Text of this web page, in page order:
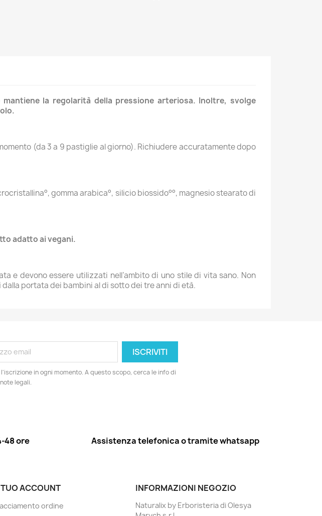
la regolarità della pressione arteriosa. Inoltre, svolge
(da 3 a 9 pastiglie al giorno). Richiudere accuratamente dopo
gomma arabica°, silicio biossido°°, magnesio stearato di
adatto ai vegani.
e devono essere utilizzati nell’ambito di uno stile di vita sano. Non
portata dei bambini al di sotto dei tre anni di età.
l'iscrizione in ogni momento. A questo scopo, cerca le info di
legali.
48 ore Assistenza telefonica o tramite whatsapp
ACCOUNT
ordine
INFORMAZIONI NEGOZIO
Naturalix by Erboristeria di Olesya